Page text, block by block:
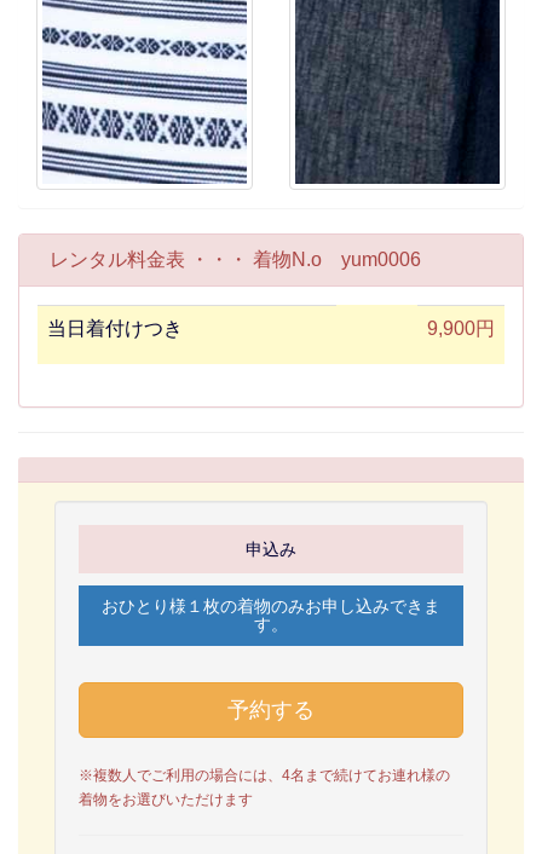
レンタル料金表 ・・・ 着物N.o yum0006
当日着付けつき 9,900円
申込み
おひとり様１枚の着物のみお申し込みできま
す。
※複数人でご利用の場合には、4名まで続けてお連れ様の
着物をお選びいただけます